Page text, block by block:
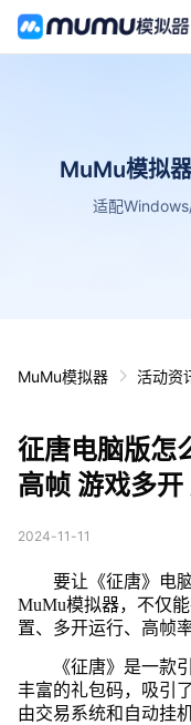
MuMu模拟
适配
MuMu模拟器 活动资
征唐电脑版怎
高帧 游戏多
2024-11-11
要让《征唐》电
MuMu模拟器，不仅
置、多开运行、高帧
《征唐》是一款
丰富的礼包码，吸引
由交易系统和自动挂